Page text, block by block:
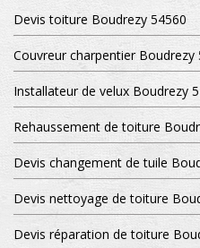
Devis toiture Boudrezy 54560
Couvreur charpentier Boudrezy
Installateur de velux Boudrezy
Rehaussement de toiture
Devis changement de tuile
Devis nettoyage de toiture
Devis réparation de toiture